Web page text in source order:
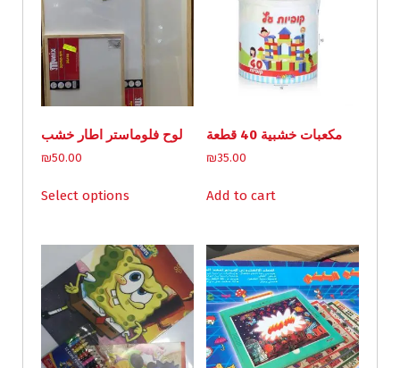
لوح فلوماستر اطار خشب
₪50.00
Select options
variants.
The
options
may
be
chosen
مكعبات خشبية 40 قطعة
₪35.00
Add to cart